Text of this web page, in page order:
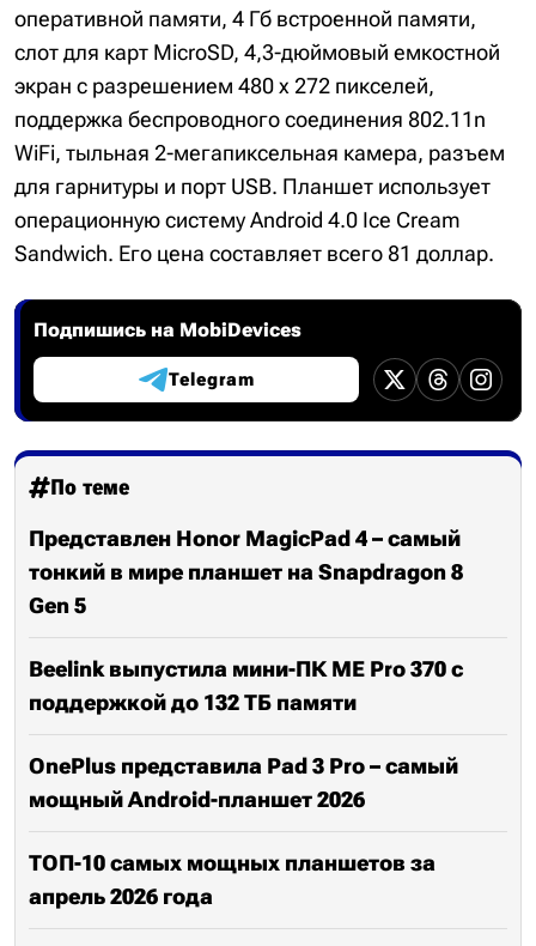
оперативной памяти, 4 Гб встроенной памяти,
слот для карт MicroSD, 4,3-дюймовый емкостной
экран с разрешением 480 х 272 пикселей,
поддержка беспроводного соединения 802.11n
WiFi, тыльная 2-мегапиксельная камера, разъем
для гарнитуры и порт USB. Планшет использует
операционную систему Android 4.0 Ice Cream
Sandwich. Его цена составляет всего 81 доллар.
Подпишись на MobiDevices
Telegram
По теме
Представлен Honor MagicPad 4 – самый
тонкий в мире планшет на Snapdragon 8
Gen 5
Beelink выпустила мини-ПК ME Pro 370 с
поддержкой до 132 ТБ памяти
OnePlus представила Pad 3 Pro – самый
мощный Android-планшет 2026
ТОП-10 самых мощных планшетов за
апрель 2026 года